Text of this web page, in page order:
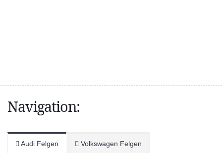
Navigation:
Audi Felgen Volkswagen Felgen